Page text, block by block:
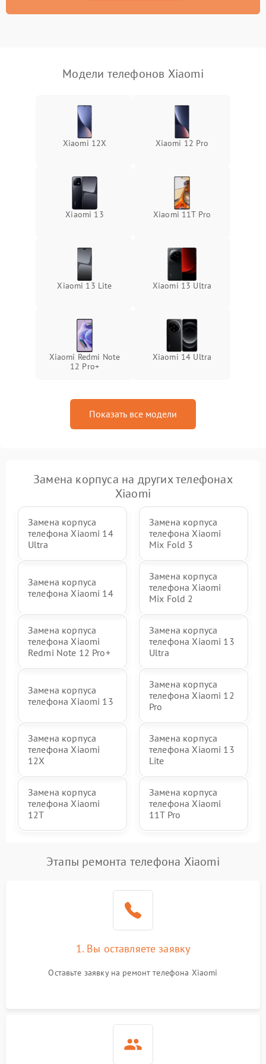
Модели телефонов Xiaomi
Xiaomi 12X Xiaomi 12 Pro
Xiaomi 13 Xiaomi 11T Pro
Xiaomi 13 Lite Xiaomi 13 Ultra
Xiaomi Redmi Note
12 Pro+
Xiaomi 14 Ultra
Показать все модели
Замена корпуса на других телефонах
Xiaomi
Замена корпуса
телефона Xiaomi 14
Ultra
Замена корпуса
телефона Xiaomi
Mix Fold 3
Замена корпуса
телефона Xiaomi 14
Замена корпуса
телефона Xiaomi
Mix Fold 2
Замена корпуса
телефона Xiaomi
Redmi Note 12 Pro+
Замена корпуса
телефона Xiaomi 13
Ultra
Замена корпуса
телефона Xiaomi 13
Замена корпуса
телефона Xiaomi 12
Pro
Замена корпуса
телефона Xiaomi
12X
Замена корпуса
телефона Xiaomi 13
Lite
Замена корпуса
телефона Xiaomi
12T
Замена корпуса
телефона Xiaomi
11T Pro
Этапы ремонта телефона Xiaomi
1. Вы оставляете заявку
Оставьте заявку на ремонт телефона Xiaomi